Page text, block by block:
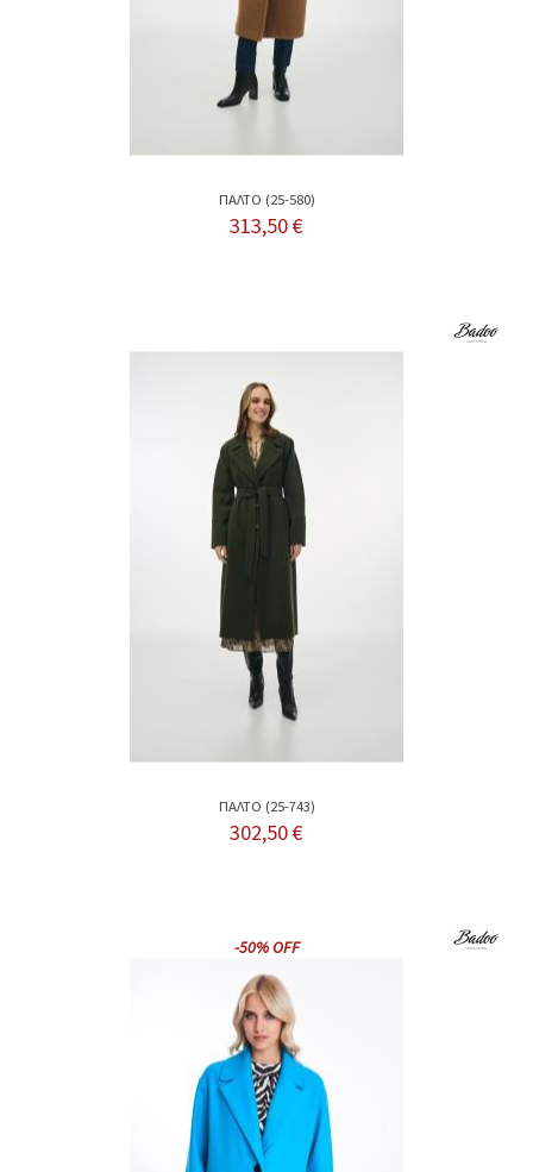
ΠΑΛΤΟ (25-580)
313,50 €
ΠΑΛΤΟ (25-743)
302,50 €
-50% OFF